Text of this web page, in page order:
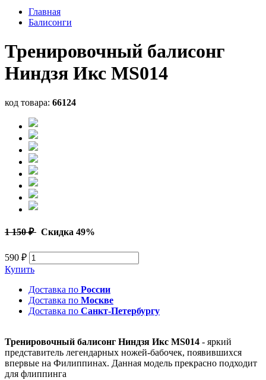
Главная
Балисонги
Тренировочный балисонг
Ниндзя Икс MS014
код товара: 66124
1 150 ₽ Скидка 49%
590 ₽
Купить
Доставка по России
Доставка по Москве
Доставка по Санкт-Петербургу
Тренировочный балисонг Ниндзя Икс MS014 - яркий
представитель легендарных ножей-бабочек, появившихся
впервые на Филиппинах. Данная модель прекрасно подходит
для флиппинга